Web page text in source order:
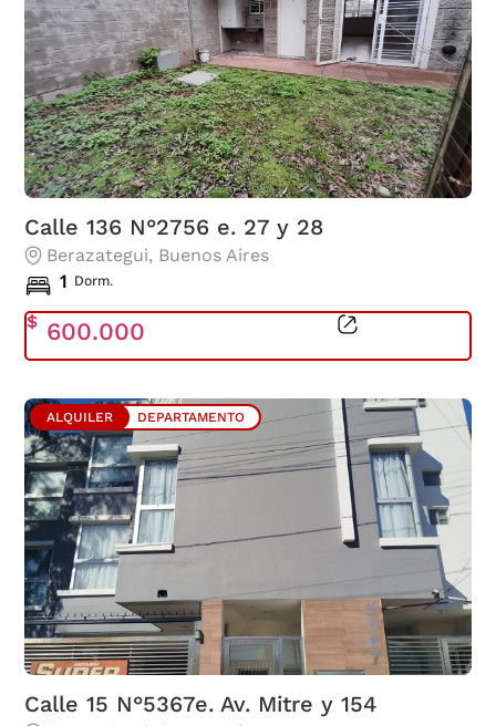
Calle 136 N°2756 e. 27 y 28
Berazategui, Buenos Aires
1 Dorm.
$ 600.000
ALQUILER DEPARTAMENTO
Calle 15 N°5367e. Av. Mitre y 154